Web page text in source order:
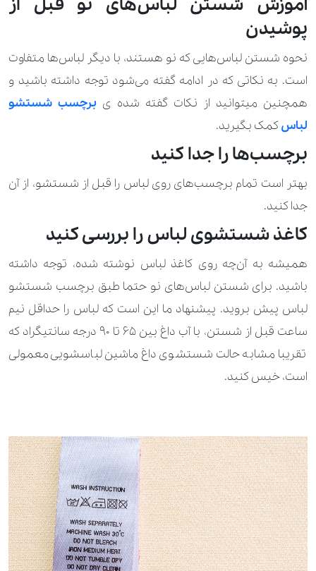
آموزش شستن لباس‌های نو قبل از
پوشیدن
نحوه شستن لباس‌هایی که نو هستند، با دیگر لباس‌ها متفاوت
است. به نکاتی که در ادامه گفته می‌شود توجه داشته باشید و
همچنین میتوانید از نکات گفته شده ی برچسب شستشو
لباسکمک بگیرید.
برچسب‌ها را جدا کنید
بهتر است تمام برچسب‌های روی لباس را قبل از شستشو، از آن
جدا کنید.
کاغذ شستشوی لباس را بررسی کنید
همیشه به آن‌چه روی کاغذ لباس نوشته شده، توجه داشته
باشید. برای شستن لباس‌های نو حتما طبق برچسب شستشو
لباس پیش بروید. پیشنهاد ما این است که لباس را حداقل نیم
ساعت قبل از شستن، با آب داغ بین 65 تا 90 درجه سانتیگراد که
تقریبا مشابه حالت شستشوی داغ ماشین لباسشویی معمولی
است، خیس کنید.